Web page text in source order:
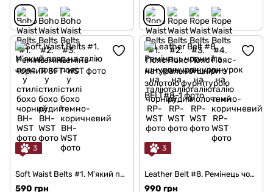
3
Soft Waist Belts #1. М'який пояс на талію чорний
590 грн
3
Leather Belt #8. Ремінець чорний з натуральної шкіри з золотою фурнітурою
990 грн